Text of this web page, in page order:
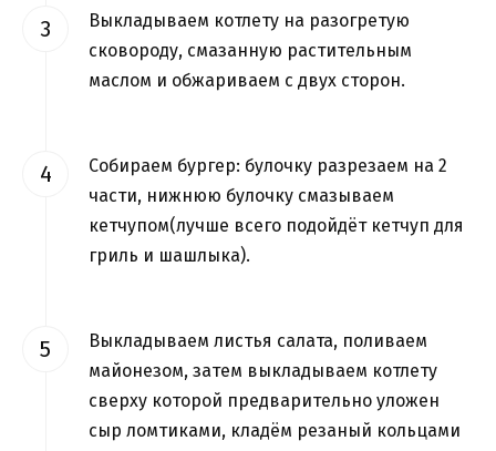
Выкладываем котлету на разогретую
сковороду, смазанную растительным
маслом и обжариваем с двух сторон.
Собираем бургер: булочку разрезаем на 2
части, нижнюю булочку смазываем
кетчупом(лучше всего подойдёт кетчуп для
гриль и шашлыка).
Выкладываем листья салата, поливаем
майонезом, затем выкладываем котлету
сверху которой предварительно уложен
сыр ломтиками, кладём резаный кольцами